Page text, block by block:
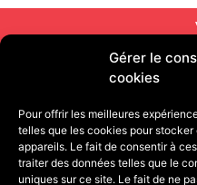
Gérer le
cookies
Pour offrir les meilleures
telles que les cookies pour
appareils. Le fait de consentir à
traiter des données telles que le
uniques sur ce site. Le fait de ne